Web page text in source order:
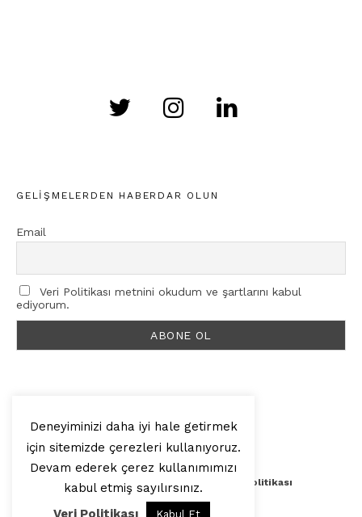
GELIŞMELERDEN HABERDAR OLUN
Email
Veri Politikası metnini okudum ve şartlarını kabul
ediyorum.
© 2025, Artilop
Künye Yazar Başvurusu Veri Politikası
Deneyiminizi daha iyi hale getirmek
için sitemizde çerezleri kullanıyoruz.
Devam ederek çerez kullanımımızı
kabul etmiş sayılırsınız.
Veri Politikası
Kabul Et